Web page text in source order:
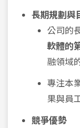
長期規劃與
公司的
軟體的
融領域
專注本
果與員
競爭優勢